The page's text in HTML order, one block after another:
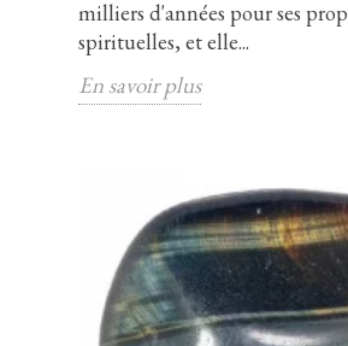
milliers d'années pour ses
spirituelles, et elle...
En savoir plus